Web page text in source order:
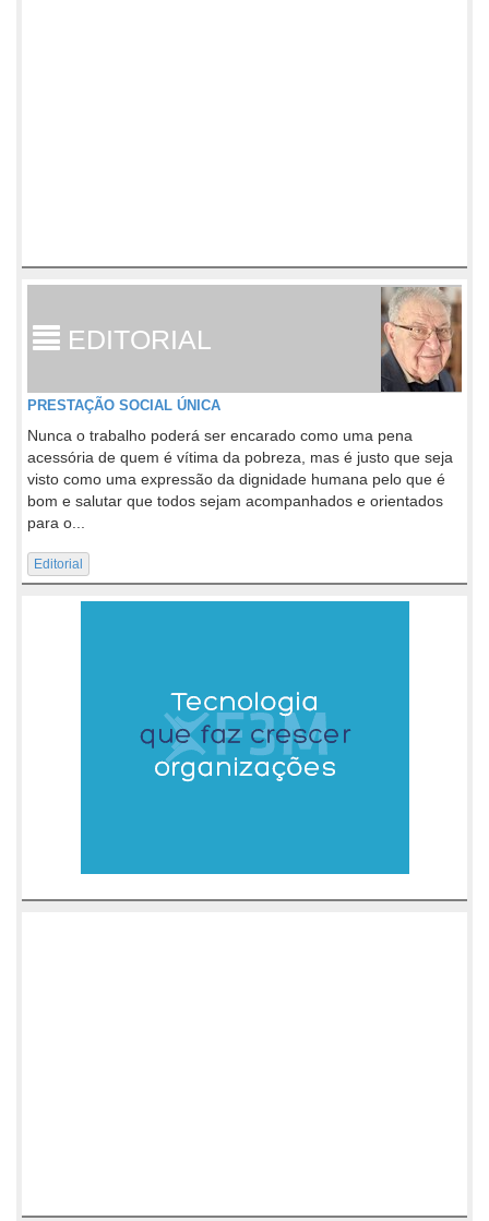
EDITORIAL
PRESTAÇÃO SOCIAL ÚNICA
Nunca o trabalho poderá ser encarado como uma pena
acessória de quem é vítima da pobreza, mas é justo que seja
visto como uma expressão da dignidade humana pelo que é
bom e salutar que todos sejam acompanhados e orientados
para o...
Editorial